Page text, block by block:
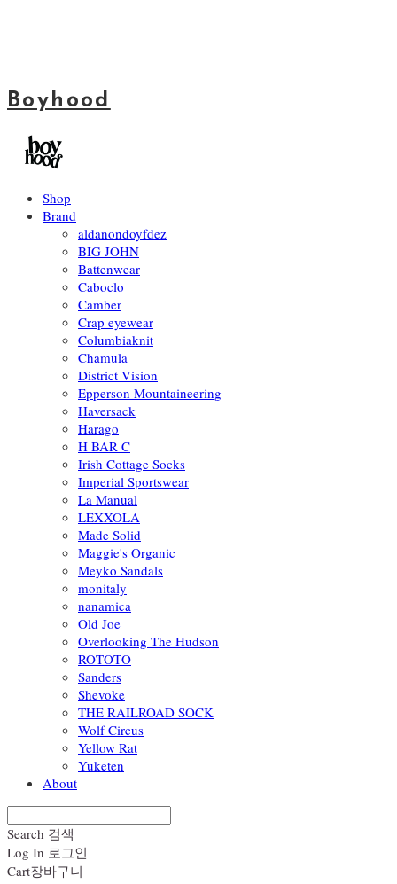
Boyhood
Shop
Brand
aldanondoyfdez
BIG JOHN
Battenwear
Caboclo
Camber
Crap eyewear
Columbiaknit
Chamula
District Vision
Epperson Mountaineering
Haversack
Harago
H BAR C
Irish Cottage Socks
Imperial Sportswear
La Manual
LEXXOLA
Made Solid
Maggie's Organic
Meyko Sandals
monitaly
nanamica
Old Joe
Overlooking The Hudson
ROTOTO
Sanders
Shevoke
THE RAILROAD SOCK
Wolf Circus
Yellow Rat
Yuketen
About
Search 검색
Log In 로그인
Cart장바구니